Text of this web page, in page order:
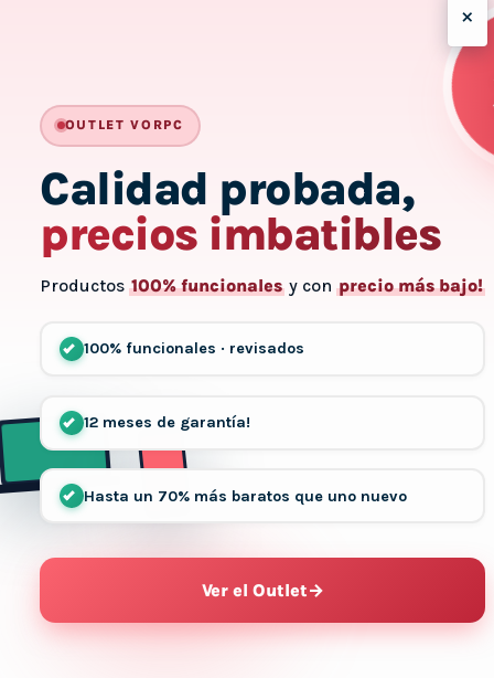
×
-
OUTLET VORPC
Calidad probada,
precios imbatibles
Productos 100% funcionales y con precio más bajo!
100% funcionales · revisados
12 meses de garantía!
Hasta un 70% más baratos que uno nuevo
Ver el Outlet→